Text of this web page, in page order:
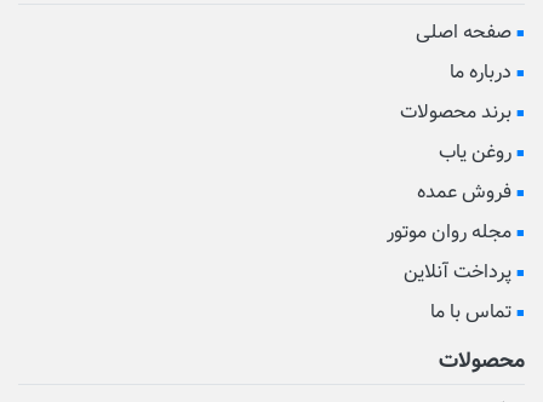
صفحه اصلی
درباره ما
برند محصولات
روغن یاب
فروش عمده
مجله روان موتور
پرداخت آنلاین
تماس با ما
محصولات